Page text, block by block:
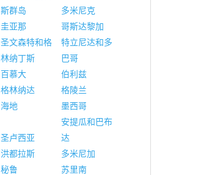
斯群岛
多米尼克
圭亚那
哥斯达黎加
圣文森特和格
林纳丁斯
特立尼达和多
巴哥
百慕大
伯利兹
格林纳达
格陵兰
海地
墨西哥
圣卢西亚
安提瓜和巴布
达
洪都拉斯
多米尼加
秘鲁
苏里南